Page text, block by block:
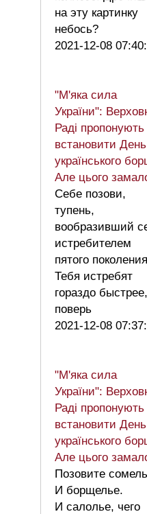
на эту картинку
небось?
2021-12-08
"М'яка сила
України":
Раді пропонують
встановити День
українського
Але цього
Себе позови,
тупень,
вообразивший
истребителем
пятого
Тебя истребят
гораздо быстрее,
поверь
2021-12-08
"М'яка сила
України":
Раді пропонують
встановити День
українського
Але цього
Позовите
И борщелье.
И салолье, чего